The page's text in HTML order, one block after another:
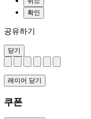
확인
공유하기
닫기
레이어 닫기
쿠폰